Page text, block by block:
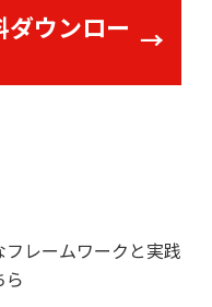
ウンロー
レームワークと実践